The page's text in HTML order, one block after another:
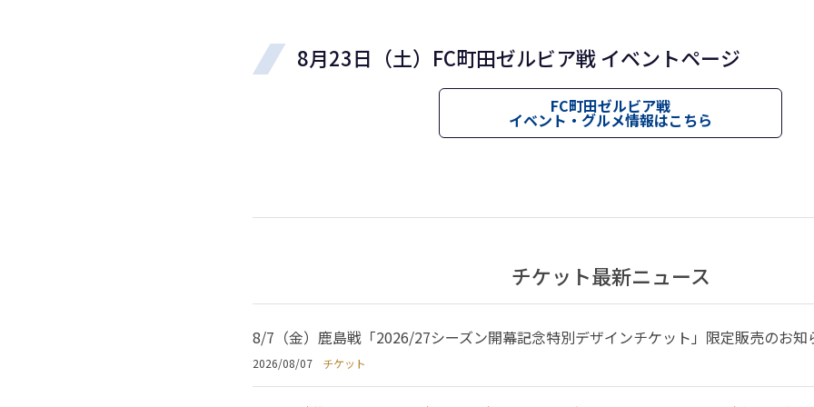
8月23日（土）FC町田ゼルビア戦 イベントページ
FC町田ゼルビア戦
イベント・グルメ情報はこちら
チケット最新ニュース
8/7（金）鹿島戦「2026/27シーズン開幕記念特別デザインチケット」限定販売のお知
2026/08/07 チケット